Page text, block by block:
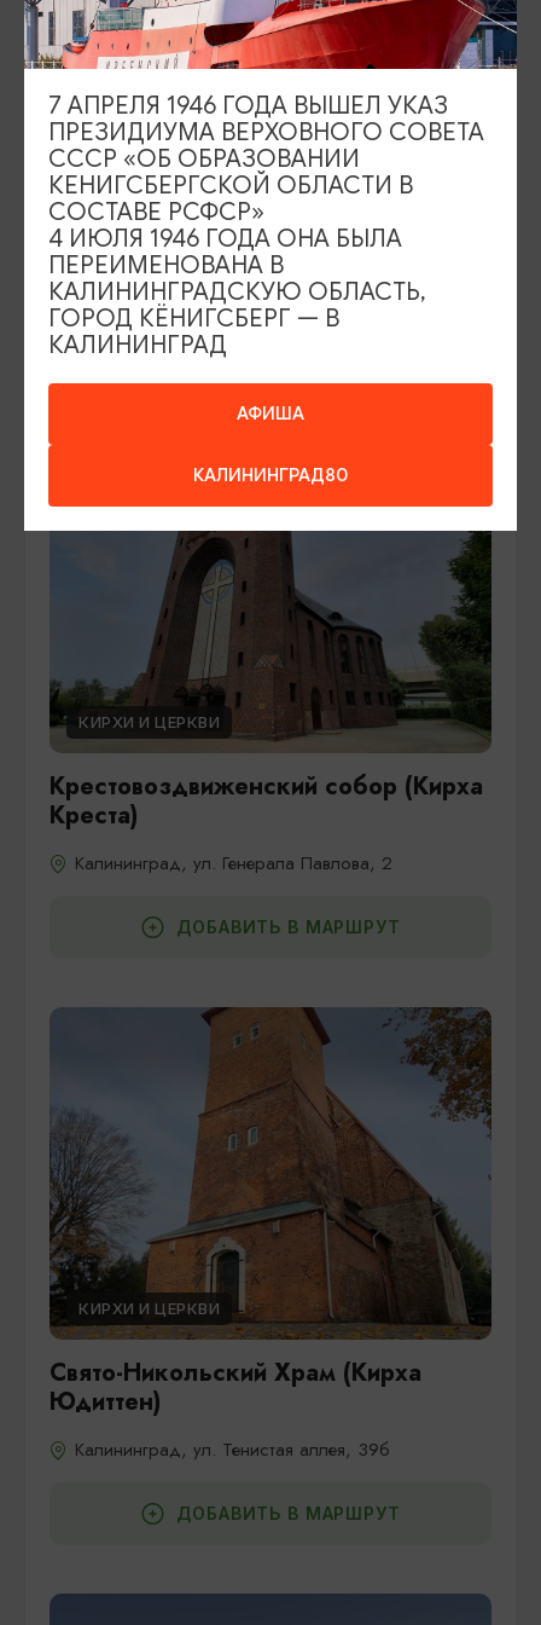
КИРХИ И ЦЕРКВИ
Кирха Арнау
Гурьевск, Гурьевский р-н, пос. Родники
ДОБАВИТЬ В МАРШРУТ
КИРХИ И ЦЕРКВИ
Крестовоздвиженский собор (Кирха
Креста)
Калининград, ул. Генерала Павлова, 2
ДОБАВИТЬ В МАРШРУТ
КИРХИ И ЦЕРКВИ
Свято-Никольский Храм (Кирха
Юдиттен)
Калининград, ул. Тенистая аллея, 39б
ДОБАВИТЬ В МАРШРУТ
АФИША
КАЛИНИНГРАД80
7 АПРЕЛЯ 1946 ГОДА ВЫШЕЛ УКАЗ
ПРЕЗИДИУМА ВЕРХОВНОГО СОВЕТА
СССР «ОБ ОБРАЗОВАНИИ
КЕНИГСБЕРГСКОЙ ОБЛАСТИ В
СОСТАВЕ РСФСР»
4 ИЮЛЯ 1946 ГОДА ОНА БЫЛА
ПЕРЕИМЕНОВАНА В
КАЛИНИНГРАДСКУЮ ОБЛАСТЬ,
ГОРОД КЁНИГСБЕРГ — В
КАЛИНИНГРАД